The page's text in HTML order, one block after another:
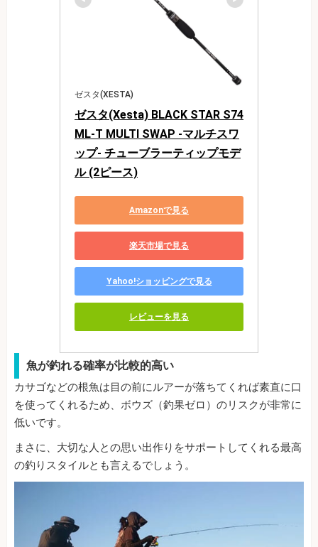
ゼスタ(XESTA)
ゼスタ(Xesta) BLACK STAR S74
ML-T MULTI SWAP -マルチスワ
ップ- チューブラーティップモデ
ル (2ピース)
Amazonで見る
楽天市場で見る
Yahoo!ショッピングで見る
レビューを見る
魚が釣れる確率が比較的高い
カサゴなどの根魚は目の前にルアーが落ちてくれば素直に口
を使ってくれるため、ボウズ（釣果ゼロ）のリスクが非常に
低いです。
まさに、大切な人との思い出作りをサポートしてくれる最高
の釣りスタイルとも言えるでしょう。